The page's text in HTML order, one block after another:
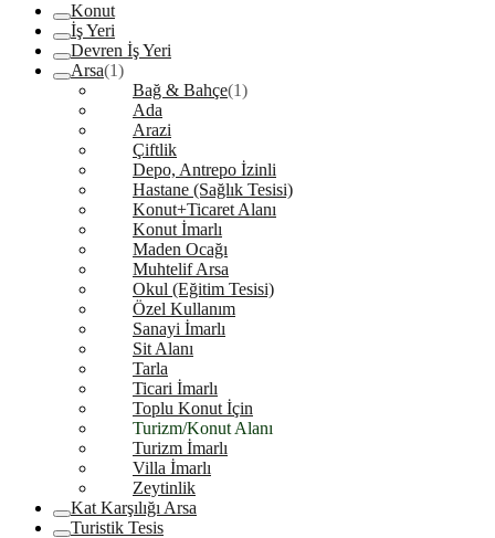
Konut
İş Yeri
Devren İş Yeri
Arsa(1)
Bağ & Bahçe(1)
Ada
Arazi
Çiftlik
Depo, Antrepo İzinli
Hastane (Sağlık Tesisi)
Konut+Ticaret Alanı
Konut İmarlı
Maden Ocağı
Muhtelif Arsa
Okul (Eğitim Tesisi)
Özel Kullanım
Sanayi İmarlı
Sit Alanı
Tarla
Ticari İmarlı
Toplu Konut İçin
Turizm/Konut Alanı
Turizm İmarlı
Villa İmarlı
Zeytinlik
Kat Karşılığı Arsa
Turistik Tesis